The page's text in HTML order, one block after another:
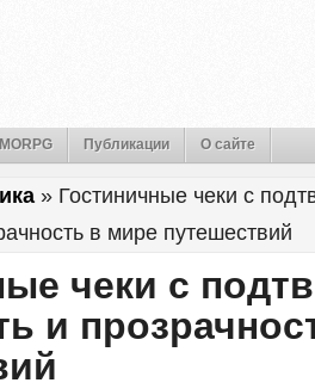
Публикации О сайте
» Гостиничные чеки с
в мире путешествий
чеки с
и